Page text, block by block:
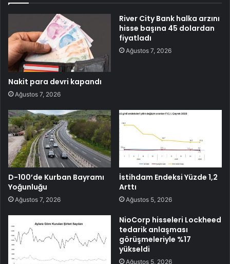
Nakit para devri kapandı
Ağustos 7, 2026
River City Bank halka arzını
hisse başına 45 dolardan
fiyatladı
Ağustos 7, 2026
D-100’de Kurban Bayramı
Yoğunluğu
Ağustos 7, 2026
İstihdam Endeksi Yüzde 1,2
Arttı
Ağustos 5, 2026
NioCorp hisseleri Lockheed
tedarik anlaşması
görüşmeleriyle %17
yükseldi
Ağustos 5, 2026